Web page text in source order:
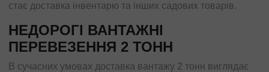
стає доставка інвентарю та інших садових товарів.
НЕДОРОГІ ВАНТАЖНІ
ПЕРЕВЕЗЕННЯ 2 ТОНН
В сучасних умовах доставка вантажу 2 тонн виглядає